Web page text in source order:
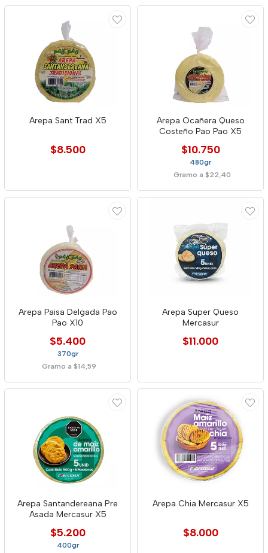
Arepa Sant Trad X5
$8.500
Arepa Ocañera Queso
Costeño Pao Pao X5
$10.750
480gr
Gramo a $22,40
Arepa Paisa Delgada Pao
Pao X10
$5.400
370gr
Gramo a $14,59
Arepa Super Queso
Mercasur
$11.000
Arepa Santandereana Pre
Asada Mercasur X5
$5.200
400gr
Arepa Chia Mercasur X5
$8.000